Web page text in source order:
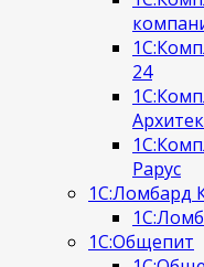
24
Рарус
1С:Ломбард
1С:Общепит